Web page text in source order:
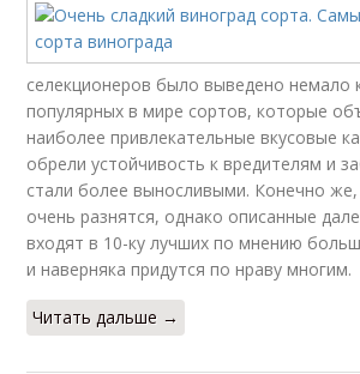
селекционеров было выведено немало
популярных в мире сортов, которые
наиболее привлекательные вкусовые
обрели устойчивость к вредителям и
стали более выносливыми. Конечно
очень разнятся, однако описанные
входят в 10-ку лучших по мнению
и наверняка придутся по нраву многим.
Читать дальше →